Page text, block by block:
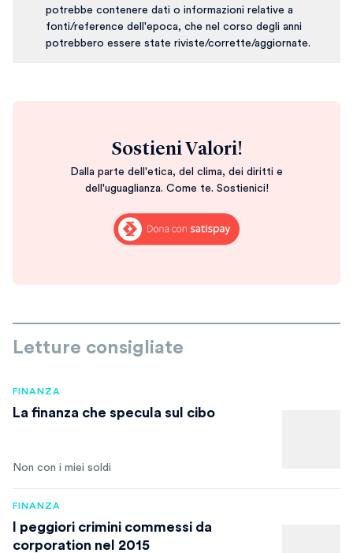
potrebbe contenere dati o informazioni relative a
fonti/reference dell'epoca, che nel corso degli anni
potrebbero essere state riviste/corrette/aggiornate.
Sostieni Valori!
Dalla parte dell'etica, del clima, dei diritti e
dell'uguaglianza. Come te. Sostienici!
Letture consigliate
FINANZA
La finanza che specula sul cibo
Non con i miei soldi
FINANZA
I peggiori crimini commessi da
corporation nel 2015